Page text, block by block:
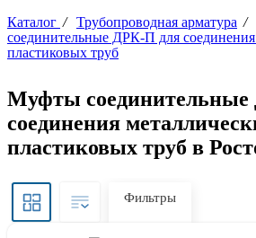
Каталог / Трубопроводная арматура /
соединительные ДРК-П для
пластиковых труб
Муфты
соединения
пластиковых труб в
Фильтры